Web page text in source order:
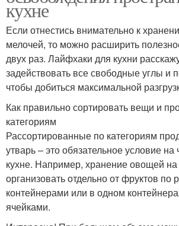
кухне
Если отнестись внимательно к
мелочей, то можно расширить
двух раз. Лайфхаки для кухни
задействовать все свободные углы и
чтобы добиться максимальной
Как правильно сортировать вещи и
категориям
Рассортированные по категориям
утварь – это обязательное условие на
кухне. Например, хранение овощей
организовать отдельно от фруктов по
контейнерами или в одном
ячейками.